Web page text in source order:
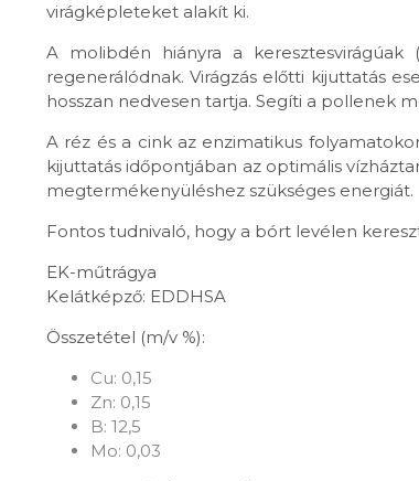
virágképleteket alakít ki.
A molibdén hiányra a
regenerálódnak. Virágzás előtti kijuttatás
hosszan nedvesen tartja. Segíti a pollenek
A réz és a cink az enzimatikus
kijuttatás időpontjában az optimális
megtermékenyüléshez szükséges energiát.
Fontos tudnivaló, hogy a bórt levélen
EK-műtrágya
Kelátképző: EDDHSA
Összetétel (m/v %):
Cu: 0,15
Zn: 0,15
B: 12,5
Mo: 0,03